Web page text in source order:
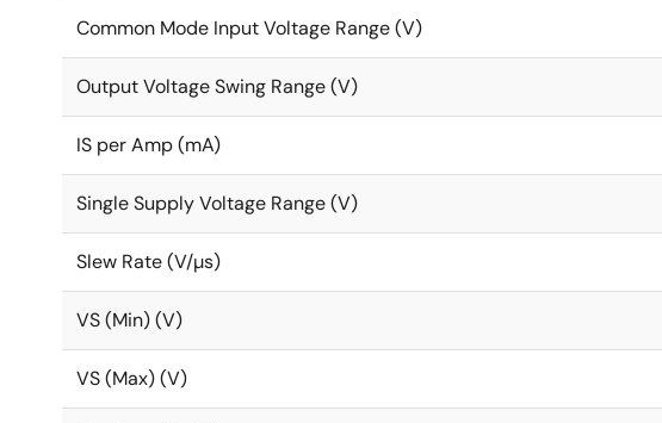
Common Mode Input Voltage Range (V)
Output Voltage Swing Range (V)
IS per Amp (mA)
Single Supply Voltage Range (V)
Slew Rate (V/µs)
VS (Min) (V)
VS (Max) (V)